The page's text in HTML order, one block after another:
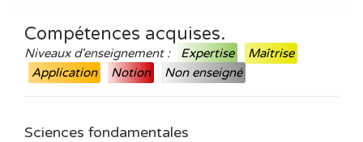
Compétences acquises.
Niveaux d'enseignement : Expertise
Maîtrise
Application
Notion Non enseigné
Sciences fondamentales